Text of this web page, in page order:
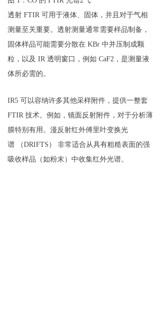
透射 FTIR 可用于液体、固体，并且对于气相
测量至关重要。透射测量通常需要样品制备，
固体样品可能需要分散在 KBr 中并压制成颗
粒，以及 IR 透明窗口，例如 CaF2，是测量液
体所必需的。
IR5 可以容纳许多其他采样附件，提供一整套
FTIR 技术。例如，镜面反射附件，对于分析薄
膜特别有用。漫反射红外傅里叶变换光
谱 （DRIFTS） 非常适合从具有粗糙表面的强
吸收样品（如粉末）中收集红外光谱。